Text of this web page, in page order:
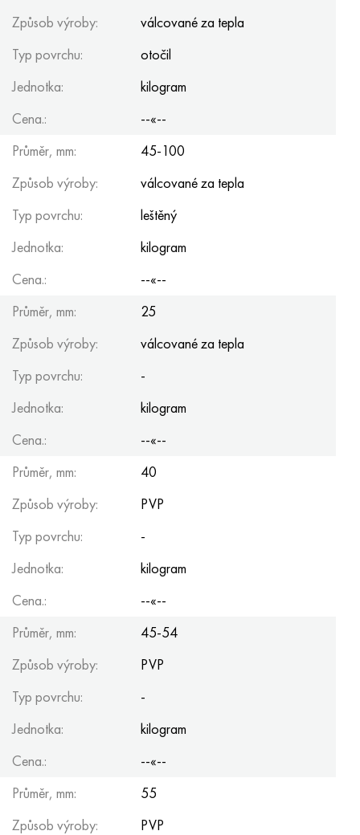
Způsob výroby:
válcované za tepla
Typ povrchu:
otočil
Jednotka:
kilogram
Cena.:
--«--
Průměr, mm:
45-100
Způsob výroby:
válcované za tepla
Typ povrchu:
leštěný
Jednotka:
kilogram
Cena.:
--«--
Průměr, mm:
25
Způsob výroby:
válcované za tepla
Typ povrchu:
-
Jednotka:
kilogram
Cena.:
--«--
Průměr, mm:
40
Způsob výroby:
PVP
Typ povrchu:
-
Jednotka:
kilogram
Cena.:
--«--
Průměr, mm:
45-54
Způsob výroby:
PVP
Typ povrchu:
-
Jednotka:
kilogram
Cena.:
--«--
Průměr, mm:
55
Způsob výroby:
PVP